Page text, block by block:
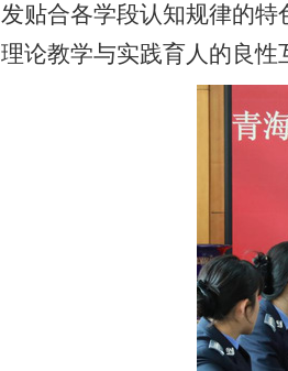
发贴合各学段认知规律的
理论教学与实践育人的良性